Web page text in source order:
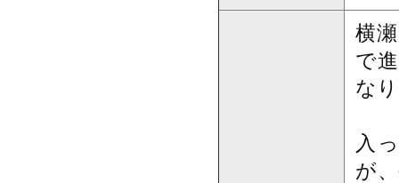
横
で
な
入
が